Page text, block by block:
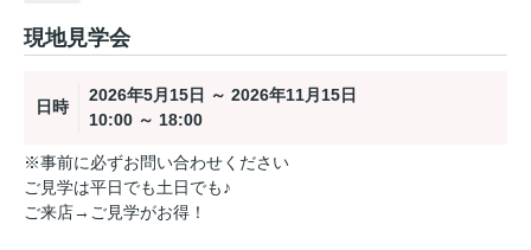
現地見学会
日時
2026年5月15日 ～ 2026年11月15日
10:00 ～ 18:00
※事前に必ずお問い合わせください
ご見学は平日でも土日でも♪
ご来店→ご見学がお得！